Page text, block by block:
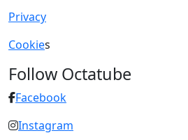
Privacy
Cookies
Follow Octatube
Facebook
Instagram